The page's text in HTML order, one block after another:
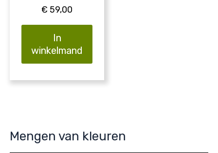
Mengen van kleuren
€ 59,00
In
winkelmand